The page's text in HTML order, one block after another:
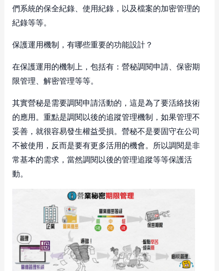
們系統的保全紀錄、使用紀錄，以及檔案的加密管理的
紀錄等等。
保護運用機制，有哪些重要的功能設計？
在保護運用的機制上，包括有：營秘調閱申請、保密期
限管理、解密管理等等。
其實營秘是需要調閱申請活動的，這是為了要活絡技術
的應用。重點是調閱以後的追蹤管理機制，如果管理不
妥善，就很容易發生權益受損。營秘不是要固守在公司
不被使用，反而是要有更多活用的機會。所以調閱是非
常基本的需求，當然調閱以後的管理追蹤等等保護活
動。